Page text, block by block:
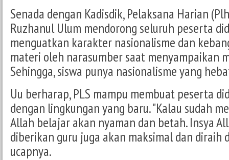
Senada dengan Kadisdik, Pelaksana Harian
Ruzhanul Ulum mendorong seluruh peserta
menguatkan karakter nasionalisme dan
materi oleh narasumber saat menyampaikan
Sehingga, siswa punya nasionalisme yang
Uu berharap, PLS mampu membuat peserta
dengan lingkungan yang baru. "Kalau sudah
Allah belajar akan nyaman dan betah. Insya
diberikan guru juga akan maksimal dan diraih
ucapnya.